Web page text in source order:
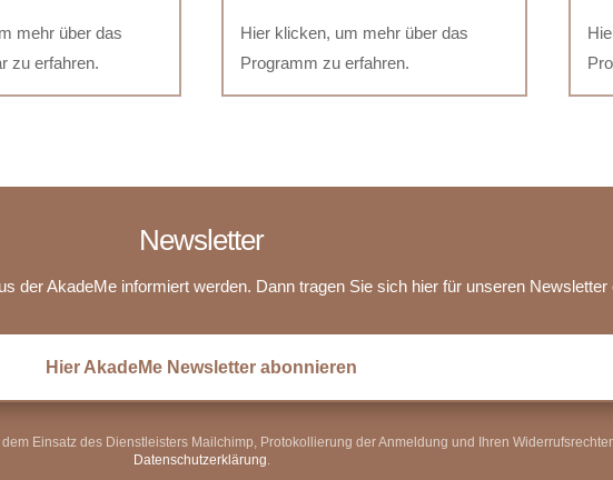
mehr über das
zu erfahren.
Hier klicken, um mehr über das
Programm zu erfahren.
Newsletter
der AkadeMe informiert werden. Dann tragen Sie sich hier für unseren Newsletter
Hier AkadeMe Newsletter abonnieren
Einsatz des Dienstleisters Mailchimp, Protokollierung der Anmeldung und Ihren
Datenschutzerklärung